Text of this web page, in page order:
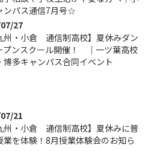
ンパス通信7月号☆
27
州・小倉 通信制高校】夏休みダン
プンスクール開催！ ｜一ツ葉高校
博多キャンパス合同イベント
21
州・小倉 通信制高校】夏休みに普
業を体験！8月授業体験会のお知ら